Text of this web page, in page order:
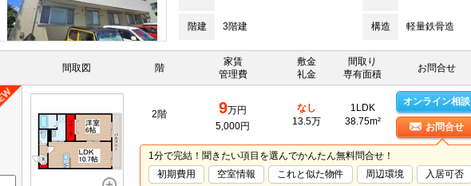
階建 3階建 構造 軽量鉄骨造
間取図 階
家賃
管理費
敷金
礼金
間取り
専有面積
お問合せ
2階 9万円
5,000円
なし
13.5万
1LDK
38.75m²
オンライン相談
お問合せ
1分で完結！聞きたい項目を選んでかんたん無料問合せ！
初期費用
空室情報 これと似た物件 周辺環境 入居可否